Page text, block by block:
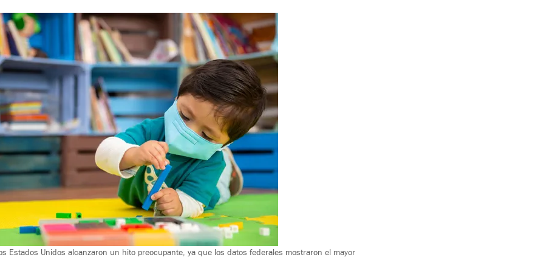
Estados Unidos alcanzaron un hito preocupante, ya que los datos federales mostraron el mayor